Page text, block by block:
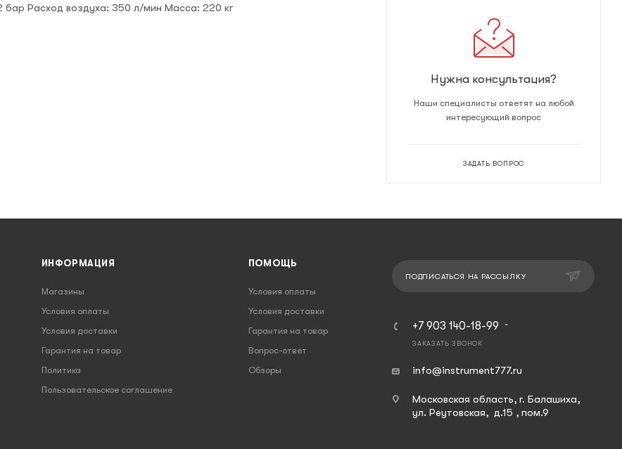
бар Расход воздуха: 350 л/мин Масса: 220 кг
Нужна консультация?
Наши специалисты ответят на любой
интересующий вопрос
ЗАДАТЬ ВОПРОС
ИНФОРМАЦИЯ
Магазины
Условия оплаты
Условия доставки
Гарантия на товар
Политика
Пользовательское соглашение
ПОМОЩЬ
Условия оплаты
Условия доставки
Гарантия на товар
Вопрос-ответ
Обзоры
ПОДПИСАТЬСЯ НА РАССЫЛКУ
+7 903 140-18-99
ЗАКАЗАТЬ ЗВОНОК
info@instrument777.ru
Московская область, г. Балашиха,
ул. Реутовская, д.15 , пом.9